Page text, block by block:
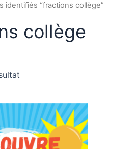
identifiés “fractions collège”
collège